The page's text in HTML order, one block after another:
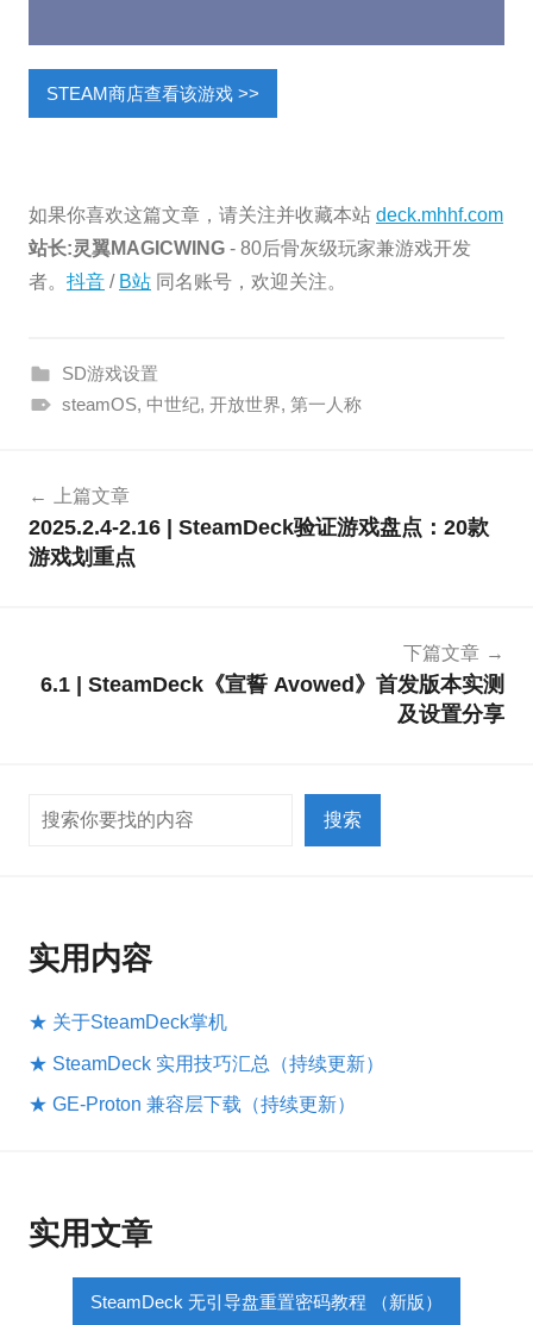
STEAM商店查看该游戏 >>
如果你喜欢这篇文章，请关注并收藏本站 deck.mhhf.com
站长:灵翼MAGICWING - 80后骨灰级玩家兼游戏开发
者。 抖音 / B站 同名账号，欢迎关注。
SD游戏设置
steamOS, 中世纪, 开放世界, 第一人称
章
导
上篇文章
2025.2.4-2.16 | SteamDeck验证游戏盘点：20款
游戏划重点
下篇文章
6.1 | SteamDeck《宣誓 Avowed》首发版本实测
及设置分享
搜索
搜索
实用内容
★ 关于SteamDeck掌机
★ SteamDeck 实用技巧汇总（持续更新）
★ GE-Proton 兼容层下载（持续更新）
实用文章
SteamDeck 无引导盘重置密码教程 （新版）